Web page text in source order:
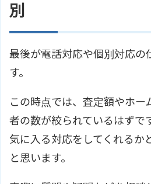
別
最後が電話対応や個別対応の
す。
この時点では、査定額やホー
者の数が絞られているはずで
気に入る対応をしてくれるか
と思います。